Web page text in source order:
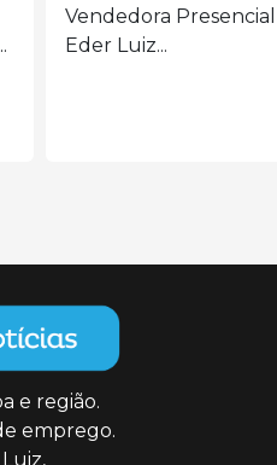
AUXILIAR DE
o...
e região.
emprego.